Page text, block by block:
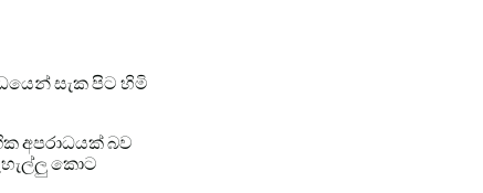
සැක පිට හිමි
අපරාධයක් බව
කොට